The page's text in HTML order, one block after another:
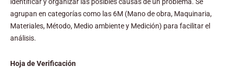
identificar y organizar las posibles causas de un problema. Se
agrupan en categorías como las 6M (Mano de obra, Maquinaria,
Materiales, Método, Medio ambiente y Medición) para facilitar el
análisis.
Hoja de Verificación